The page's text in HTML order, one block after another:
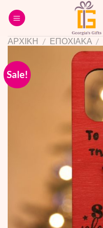
ΑΡΧΙΚΗ / ΕΠΟΧΙΑΚΑ /
Sale!